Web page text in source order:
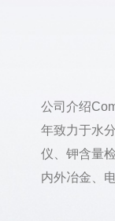
公司介绍
年致力于水
仪、钾含量
内外冶金、